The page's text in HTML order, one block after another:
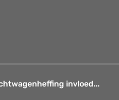
invloed...